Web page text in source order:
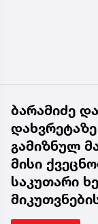
ბარამიძე
გამიზნულ
მისი
საკუთარი